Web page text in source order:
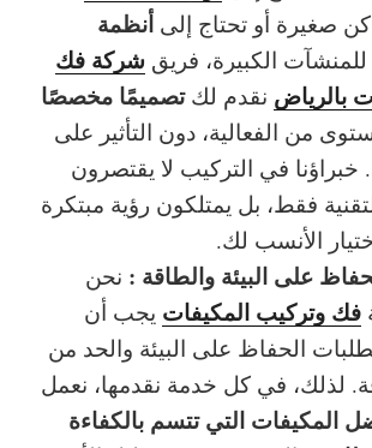
صغيرة أو تحتاج إلى أنظمة
للمنشآت الكبيرة، فريق شركة فك
بالرياض نقدم لكتصميمًا مخصصًا
من الفعالية، دون التأثير على
. خبراؤنا في التركيب لا يقتصرون
فقط، بل يمتلكون رؤية مبتكرة
الأنسب لك.
على البيئة والطاقة : نحن
فك وتركيب المكيفات يجب أن
الحفاظ على البيئة والحد من
لذلك، في كل خدمة نقدمها، نعمل
المكيفات التي تتسم بالكفاءة